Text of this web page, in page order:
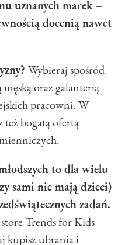
uznanych marek –
docenią nawet
Wybieraj spośród
oraz galanterią
pracowni. W
też bogatą ofertą
to dla wielu
sami nie mają dzieci)
zadań.
Trends for Kids
kupisz ubrania i